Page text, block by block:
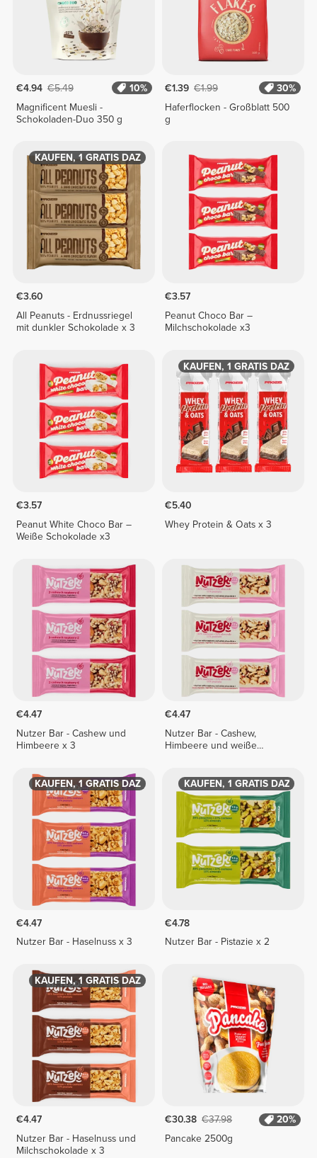
€4.94 €5.49
10%
Magnificent Muesli -
Schokoladen-Duo 350 g
€1.39 €1.99
30%
Haferflocken - Großblatt 500
g
3 KAUFEN, 1 GRATIS DAZU
€3.60
All Peanuts - Erdnussriegel
mit dunkler Schokolade x 3
€3.57
Peanut Choco Bar –
Milchschokolade x3
€3.57
Peanut White Choco Bar –
Weiße Schokolade x3
1 KAUFEN, 1 GRATIS DAZU
€5.40
Whey Protein & Oats x 3
€4.47
Nutzer Bar - Cashew und
Himbeere x 3
€4.47
Nutzer Bar - Cashew,
Himbeere und weiße
2 KAUFEN, 1 GRATIS DAZU
€4.47
Nutzer Bar - Haselnuss x 3
3 KAUFEN, 1 GRATIS DAZU
€4.78
Nutzer Bar - Pistazie x 2
2 KAUFEN, 1 GRATIS DAZU
€4.47
Nutzer Bar - Haselnuss und
Milchschokolade x 3
€30.38 €37.98
20%
Pancake 2500g